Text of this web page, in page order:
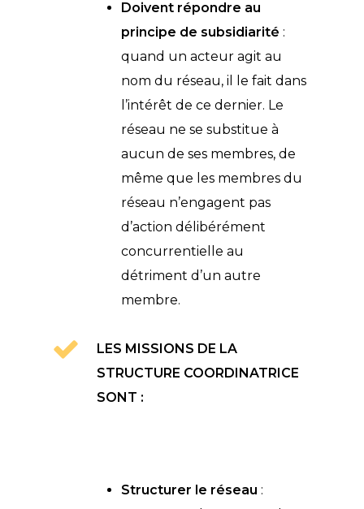
Doivent répondre au
principe de subsidiarité :
quand un acteur agit au
nom du réseau, il le fait dans
l’intérêt de ce dernier. Le
réseau ne se substitue à
aucun de ses membres, de
même que les membres du
réseau n’engagent pas
d’action délibérément
concurrentielle au
détriment d’un autre
membre.
LES MISSIONS DE LA
STRUCTURE COORDINATRICE
SONT :
Structurer le réseau :